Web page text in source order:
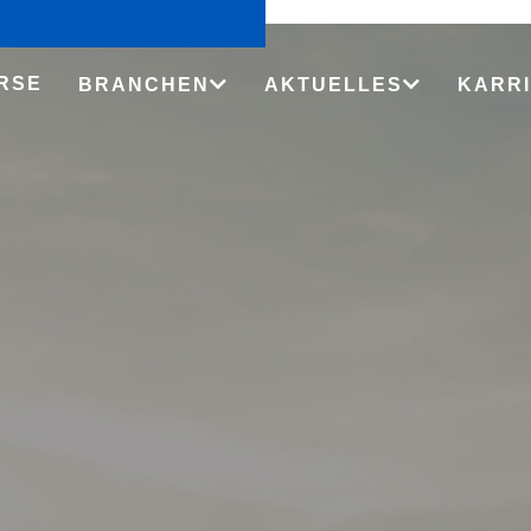
BRANCHEN AKTUELLES